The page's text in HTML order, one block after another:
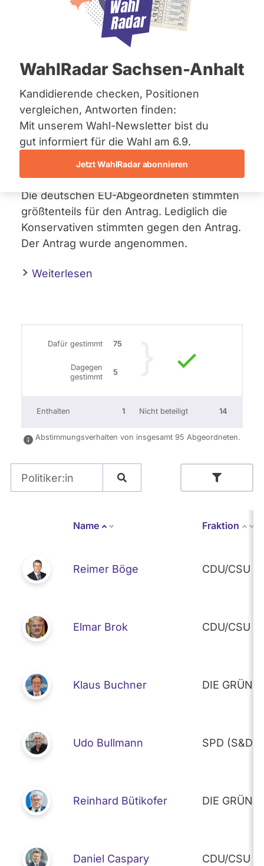
Bremen
Hamburg
Mecklenburg-Vorpommern
Nordrhein-Westfalen
Saarland
Sachsen
Sachsen-Anhalt
Sachsen-Anhalt
Schleswig-Holstein
Thüringen
Archiv
Über uns
Spenden
WahlRadar Sachsen-Anhalt
Kandidierende checken, Positionen
vergleichen, Antworten finden:
Mit unserem Wahl-Newsletter bist du
gut informiert für die Wahl am 6.9.
Jetzt WahlRadar abonnieren
bewaffneten Konflikten
und Kriegen
DerAntragfordert die Kommission auf,
Maßnahmen zu ergreifen, die den
Kunstmarkt und die Käufer*innen von
Artefakten für die Bedeutung von
Provenienzforschung
(Herkunftsforschung) sensibilisieren.
Die deutschen EU-Abgeordneten stimmten
größtenteils für den Antrag. Lediglich die
Konservativen stimmten gegen den Antrag.
Der Antrag wurde angenommen.
Weiterlesen
Dafür gestimmt 75
Dagegen
gestimmt
5
Enthalten 1 Nicht beteiligt 14
Abstimmungsverhalten von insgesamt 95 Abgeordneten.
Wahlkreis
- Alle -
Name Fraktion
Reimer Böge CDU/CSU
Elmar Brok CDU/CSU
Klaus Buchner DIE
Udo Bullmann SPD (S&D)
Reinhard Bütikofer DIE
Daniel Caspary CDU/CSU